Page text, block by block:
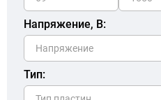
Напряжение, В:
Тип: